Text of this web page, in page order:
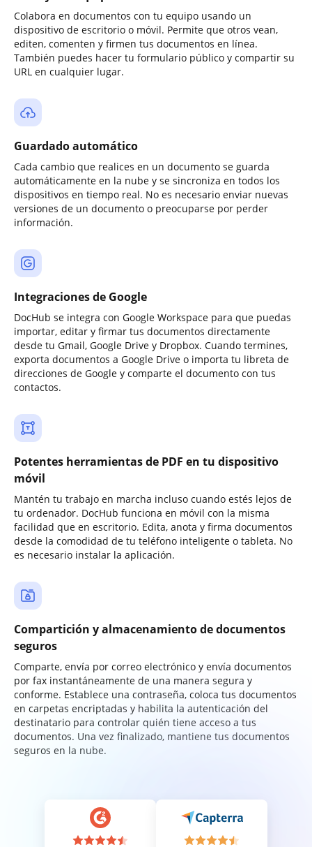
Colabora en documentos con tu equipo usando un
dispositivo de escritorio o móvil. Permite que otros vean,
editen, comenten y firmen tus documentos en línea.
También puedes hacer tu formulario público y compartir su
URL en cualquier lugar.
Guardado automático
Cada cambio que realices en un documento se guarda
automáticamente en la nube y se sincroniza en todos los
dispositivos en tiempo real. No es necesario enviar nuevas
versiones de un documento o preocuparse por perder
información.
Integraciones de Google
DocHub se integra con Google Workspace para que puedas
importar, editar y firmar tus documentos directamente
desde tu Gmail, Google Drive y Dropbox. Cuando termines,
exporta documentos a Google Drive o importa tu libreta de
direcciones de Google y comparte el documento con tus
contactos.
Potentes herramientas de PDF en tu dispositivo
móvil
Mantén tu trabajo en marcha incluso cuando estés lejos de
tu ordenador. DocHub funciona en móvil con la misma
facilidad que en escritorio. Edita, anota y firma documentos
desde la comodidad de tu teléfono inteligente o tableta. No
es necesario instalar la aplicación.
Compartición y almacenamiento de documentos
seguros
Comparte, envía por correo electrónico y envía documentos
por fax instantáneamente de una manera segura y
conforme. Establece una contraseña, coloca tus documentos
en carpetas encriptadas y habilita la autenticación del
destinatario para controlar quién tiene acceso a tus
documentos. Una vez finalizado, mantiene tus documentos
seguros en la nube.